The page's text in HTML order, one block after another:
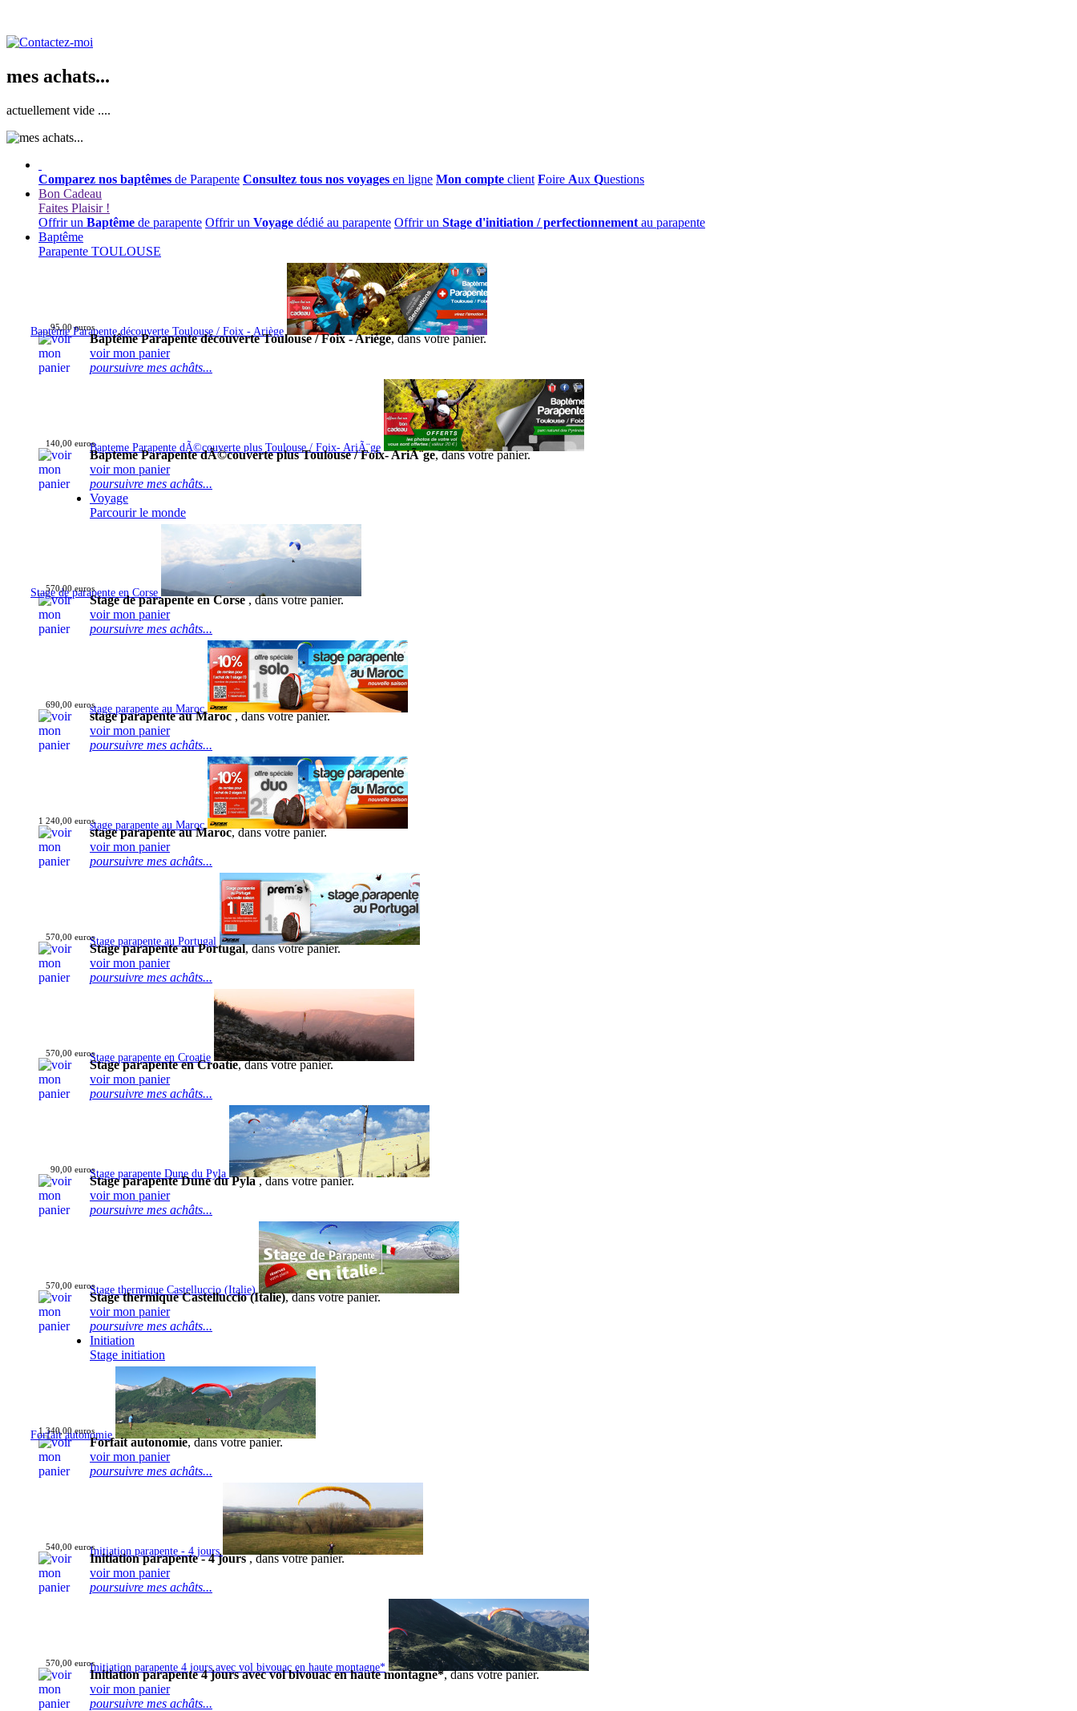
mes achats...
actuellement vide ....
Comparez nos baptêmes de Parapente Consultez tous nos voyages en ligne Mon compte client Foire Aux Questions
Bon Cadeau
Faites Plaisir !
Offrir un Baptême de parapente Offrir un Voyage dédié au parapente Offrir un Stage d'initiation / perfectionnement au parapente
Baptême
Parapente TOULOUSE
Baptême Parapente découverte Toulouse / Foix - Ariège
95,00 euros
Baptême Parapente découverte Toulouse / Foix - Ariège, dans votre panier.
voir mon panier
poursuivre mes achâts...
Bapteme Parapente dÃ©couverte plus Toulouse / Foix- AriÃ¨ge
140,00 euros
Bapteme Parapente dÃ©couverte plus Toulouse / Foix- AriÃ¨ge, dans votre panier.
voir mon panier
poursuivre mes achâts...
Voyage
Parcourir le monde
Stage de parapente en Corse
570,00 euros
Stage de parapente en Corse, dans votre panier.
voir mon panier
poursuivre mes achâts...
stage parapente au Maroc
690,00 euros
stage parapente au Maroc, dans votre panier.
voir mon panier
poursuivre mes achâts...
stage parapente au Maroc
1 240,00 euros
stage parapente au Maroc, dans votre panier.
voir mon panier
poursuivre mes achâts...
Stage parapente au Portugal
570,00 euros
Stage parapente au Portugal, dans votre panier.
voir mon panier
poursuivre mes achâts...
Stage parapente en Croatie
570,00 euros
Stage parapente en Croatie, dans votre panier.
voir mon panier
poursuivre mes achâts...
Stage parapente Dune du Pyla
90,00 euros
Stage parapente Dune du Pyla, dans votre panier.
voir mon panier
poursuivre mes achâts...
Stage thermique Castelluccio (Italie)
570,00 euros
Stage thermique Castelluccio (Italie), dans votre panier.
voir mon panier
poursuivre mes achâts...
Initiation
Stage initiation
Forfait autonomie
1 340,00 euros
Forfait autonomie, dans votre panier.
voir mon panier
poursuivre mes achâts...
Initiation parapente - 4 jours
540,00 euros
Initiation parapente - 4 jours, dans votre panier.
voir mon panier
poursuivre mes achâts...
Initiation parapente 4 jours avec vol bivouac en haute montagne*
570,00 euros
Initiation parapente 4 jours avec vol bivouac en haute montagne*, dans votre panier.
voir mon panier
poursuivre mes achâts...